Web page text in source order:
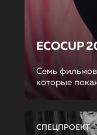
ECOCUP
Семь
которые
СПЕЦПРОЕКТ